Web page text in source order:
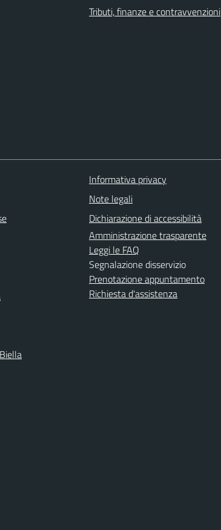
Tributi, finanze e contravvenzioni
Informativa privacy
Note legali
Dichiarazione di accessibilità
Amministrazione trasparente
Leggi le FAQ
Segnalazione disservizio
Prenotazione appuntamento
Richiesta d'assistenza